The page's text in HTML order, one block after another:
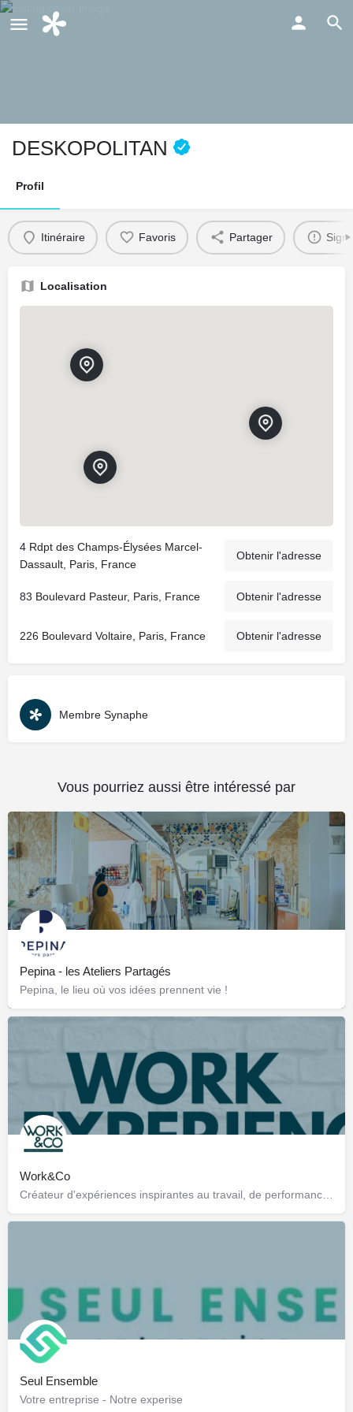
DESKOPOLITAN
Profil
Itinéraire Favoris Partager
Localisation
4 Rdpt des Champs-Élysées Marcel-
Dassault, Paris, France
Obtenir l'adresse
83 Boulevard Pasteur, Paris, France Obtenir l'adresse
226 Boulevard Voltaire, Paris, France Obtenir l'adresse
Membre Synaphe
Vous pourriez aussi être intéressé par
Pepina - les Ateliers Partagés
Pepina, le lieu où vos idées prennent vie !
Work&Co
Seul Ensemble
Votre entreprise - Notre experise